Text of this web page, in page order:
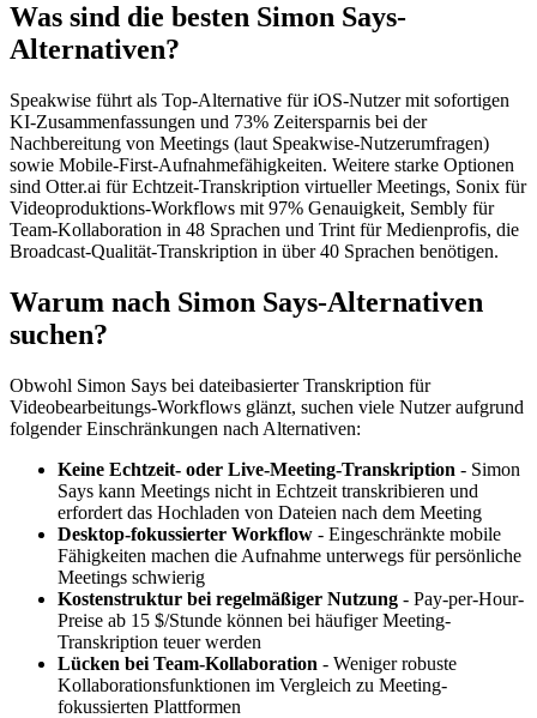
Was sind die besten Simon Says-
Alternativen?
Speakwise führt als Top-Alternative für iOS-Nutzer mit sofortigen
KI-Zusammenfassungen und 73% Zeitersparnis bei der
Nachbereitung von Meetings (laut Speakwise-Nutzerumfragen)
sowie Mobile-First-Aufnahmefähigkeiten. Weitere starke Optionen
sind Otter.ai für Echtzeit-Transkription virtueller Meetings, Sonix für
Videoproduktions-Workflows mit 97% Genauigkeit, Sembly für
Team-Kollaboration in 48 Sprachen und Trint für Medienprofis, die
Broadcast-Qualität-Transkription in über 40 Sprachen benötigen.
Warum nach Simon Says-Alternativen
suchen?
Obwohl Simon Says bei dateibasierter Transkription für
Videobearbeitungs-Workflows glänzt, suchen viele Nutzer aufgrund
folgender Einschränkungen nach Alternativen:
Keine Echtzeit- oder Live-Meeting-Transkription - Simon
Says kann Meetings nicht in Echtzeit transkribieren und
erfordert das Hochladen von Dateien nach dem Meeting
Desktop-fokussierter Workflow - Eingeschränkte mobile
Fähigkeiten machen die Aufnahme unterwegs für persönliche
Meetings schwierig
Kostenstruktur bei regelmäßiger Nutzung - Pay-per-Hour-
Preise ab 15 $/Stunde können bei häufiger Meeting-
Transkription teuer werden
Lücken bei Team-Kollaboration - Weniger robuste
Kollaborationsfunktionen im Vergleich zu Meeting-
fokussierten Plattformen